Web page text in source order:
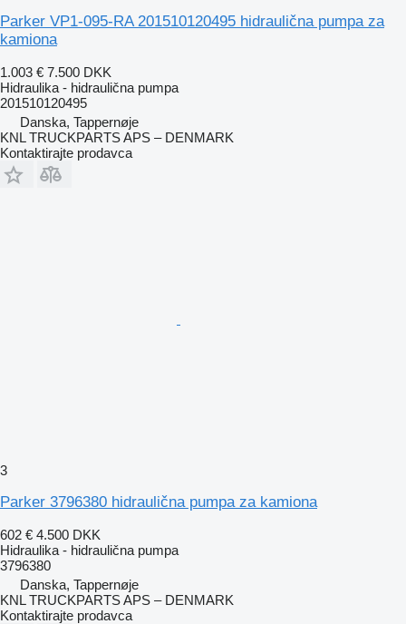
Parker VP1-095-RA 201510120495 hidraulična pumpa za
kamiona
1.003 € 7.500 DKK
Hidraulika - hidraulična pumpa
201510120495
Danska, Tappernøje
KNL TRUCKPARTS APS – DENMARK
Kontaktirajte prodavca
3
Parker 3796380 hidraulična pumpa za kamiona
602 € 4.500 DKK
Hidraulika - hidraulična pumpa
3796380
Danska, Tappernøje
KNL TRUCKPARTS APS – DENMARK
Kontaktirajte prodavca